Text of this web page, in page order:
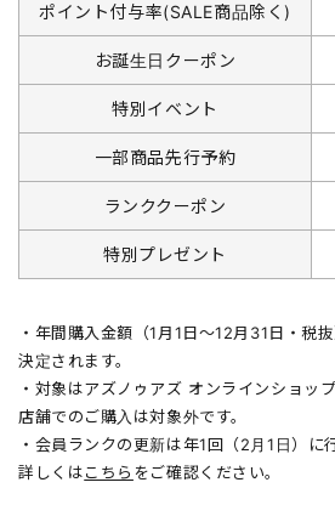
ポイント付与率(SALE商品除く)
お誕生日クーポン
特別イベント
一部商品先行予約
ランククーポン
特別プレゼント
・年間購入金額（1月1日〜12月31日・税
決定されます。
・対象はアズノゥアズ オンラインショッ
店舗でのご購入は対象外です。
・会員ランクの更新は年1回（2月1日）に
詳しくはこちら をご確認ください。